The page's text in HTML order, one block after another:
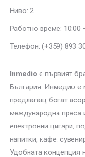
Ниво: 2
Работно време: 10:00
Телефон: (+359) 893
Inmedio e първият
България. Инмедио е
предлагащ богат
международна преса
електронни цигари,
напитки, кафе,
Удобната концепция